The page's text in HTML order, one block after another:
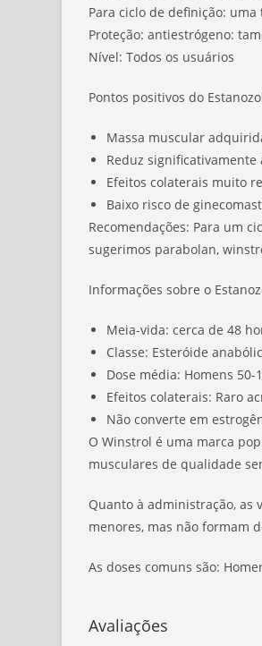
Para ciclo de definição:
Proteção: antiestrógeno:
Nível: Todos os usuários
Pontos positivos do
Massa muscular
Reduz
Efeitos colaterais muito
Baixo risco de
Recomendações: Para um
sugerimos parabolan,
Informações sobre o
Meia-vida: cerca de 48
Classe: Esteróide
Dose média: Homens
Efeitos colaterais: Raro
Não converte em
O Winstrol é uma marca
musculares de qualidade
Quanto à administração, as
menores, mas não formam
As doses comuns são:
Avaliações